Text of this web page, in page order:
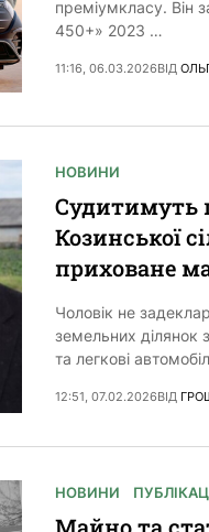
преміумкласу. Він
450+» 2023 …
11:16, 06.03.2026ВІД
НОВИНИ
Судитимуть
Козинської
приховане
Чоловік не
земельних ділянок
та легкові
12:51, 07.02.2026ВІД
НОВИНИ